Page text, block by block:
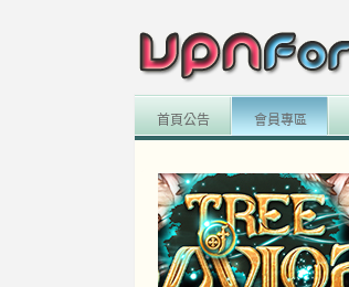
首頁公告 會員專區